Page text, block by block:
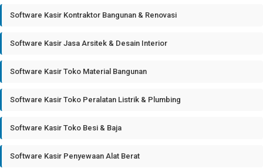
Software Kasir Kontraktor Bangunan & Renovasi
Software Kasir Jasa Arsitek & Desain Interior
Software Kasir Toko Material Bangunan
Software Kasir Toko Peralatan Listrik & Plumbing
Software Kasir Toko Besi & Baja
Software Kasir Penyewaan Alat Berat